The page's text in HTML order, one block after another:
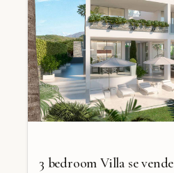
3 bedroom Villa se